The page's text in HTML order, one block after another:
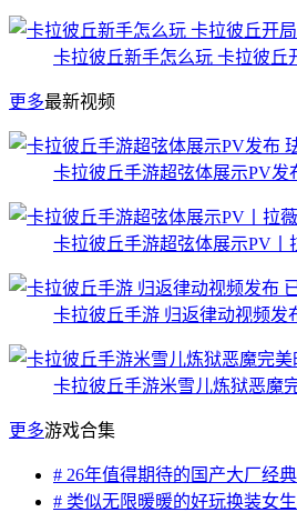
卡拉彼丘新手怎么玩 卡拉彼丘
更多最新视频
卡拉彼丘手游超弦体展示PV发
卡拉彼丘手游超弦体展示PV丨
卡拉彼丘手游 归返律动视频发
卡拉彼丘手游米雪儿炼狱恶魔
更多游戏合集
# 26年值得期待的国产大厂经
# 类似无限暖暖的好玩换装女